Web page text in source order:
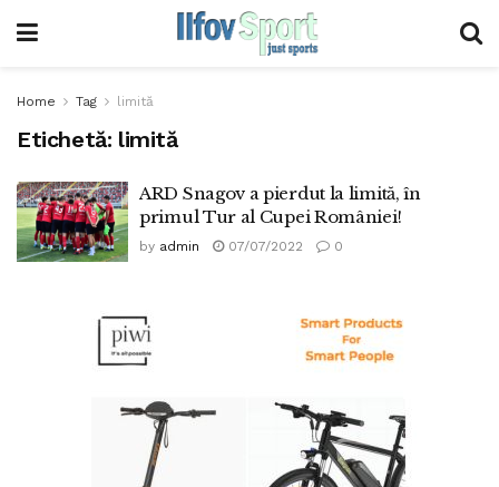
Home Tag limită
Etichetă: limită
ARD Snagov a pierdut la limită, în
primul Tur al Cupei României!
by admin 07/07/2022 0